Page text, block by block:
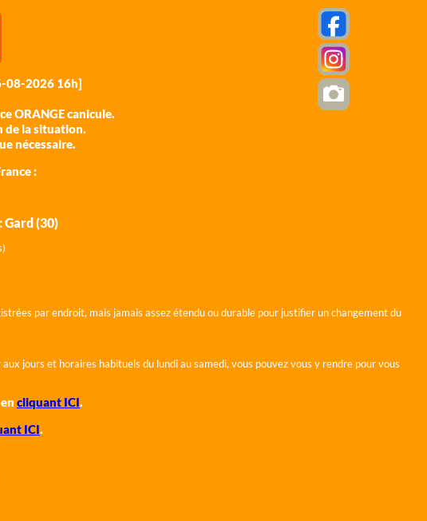
08-2026 16h]
ORANGE canicule.
de la situation.
nécessaire.
:
(30)
par endroit, mais jamais assez étendu ou durable pour justifier un changement du
jours et horaires habituels du lundi au samedi, vous pouvez vous y rendre pour vous
cliquant ICI.
ICI.